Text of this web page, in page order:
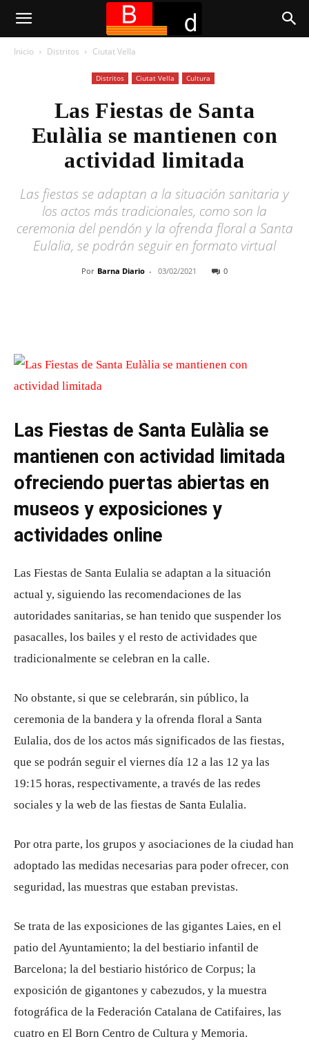
Inicio Distritos Ciutat Vella
Distritos Ciutat Vella Cultura
Las Fiestas de Santa
Eulàlia se mantienen con
actividad limitada
Las fiestas se adaptan a la situación sanitaria y
los actos más tradicionales, como son la
ceremonia del pendón y la ofrenda floral a Santa
Eulalia, se podrán seguir en formato virtual
Por Barna Diario - 03/02/2021 0
Las Fiestas de Santa Eulàlia se
mantienen con actividad limitada
ofreciendo puertas abiertas en
museos y exposiciones y
actividades online
Las Fiestas de Santa Eulalia se adaptan a la situación
actual y, siguiendo las recomendaciones de las
autoridades sanitarias, se han tenido que suspender los
pasacalles, los bailes y el resto de actividades que
tradicionalmente se celebran en la calle.
No obstante, si que se celebrarán, sin público, la
ceremonia de la bandera y la ofrenda floral a Santa
Eulalia, dos de los actos más significados de las fiestas,
que se podrán seguir el viernes día 12 a las 12 ya las
19:15 horas, respectivamente, a través de las redes
sociales y la web de las fiestas de Santa Eulalia.
Por otra parte, los grupos y asociaciones de la ciudad han
adoptado las medidas necesarias para poder ofrecer, con
seguridad, las muestras que estaban previstas.
Se trata de las exposiciones de las gigantes Laies, en el
patio del Ayuntamiento; la del bestiario infantil de
Barcelona; la del bestiario histórico de Corpus; la
exposición de gigantones y cabezudos, y la muestra
fotográfica de la Federación Catalana de Catifaires, las
cuatro en El Born Centro de Cultura y Memoria.